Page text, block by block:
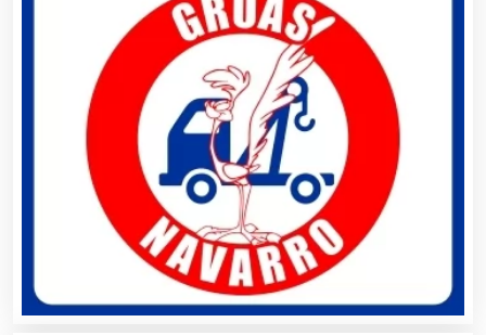
Audio, Sonido e Iluminación
Audios para Eventos
Autobuses
Automatización
Automóviles Nuevos y Usados